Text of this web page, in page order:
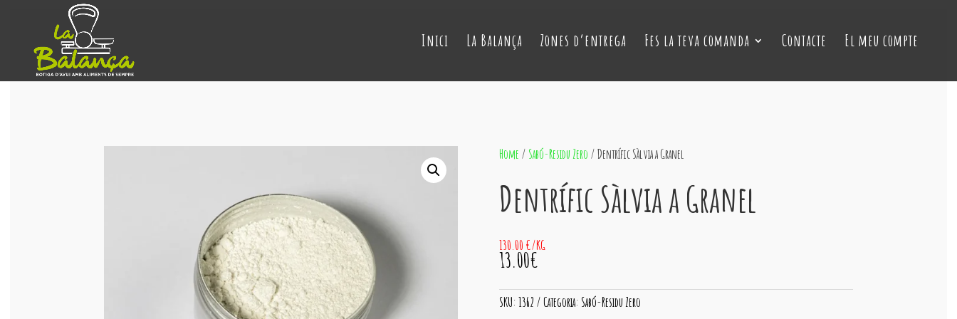
Inici La Balança Zones d’entrega Fes la teva comanda Contacte El meu compte
Home / Sabó-Residu Zero / Dentrífic Sàlvia a Granel
Dentrífic Sàlvia a Granel
130.00 €/KG
13.00€
SKU:1362 Categoria: Sabó-Residu Zero